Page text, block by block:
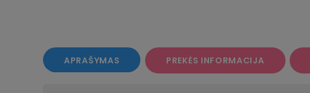
APRAŠYMAS PREKĖS INFORMACIJA